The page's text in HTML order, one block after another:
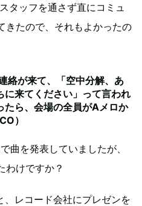
タッフを通さず直にコミュ
きたので、それもよかったの
絡が来て、「空中分解、あ
に来てください」って言われ
たら、会場の全員がAメロか
）
曲を発表していましたが、
わけですか？
、レコード会社にプレゼンを